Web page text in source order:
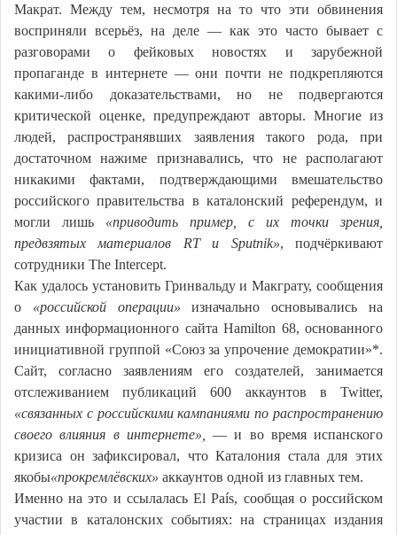
Макрат. Между тем, несмотря на то что эти обвинения
восприняли всерьёз, на деле — как это часто бывает с
разговорами о фейковых новостях и зарубежной
пропаганде в интернете — они почти не подкрепляются
какими-либо доказательствами, но не подвергаются
критической оценке, предупреждают авторы. Многие из
людей, распространявших заявления такого рода, при
достаточном нажиме признавались, что не располагают
никакими фактами, подтверждающими вмешательство
российского правительства в каталонский референдум, и
могли лишь «приводить пример, с их точки зрения,
предвзятых материалов RT и Sputnik», подчёркивают
сотрудники The Intercept.
Как удалось установить Гринвальду и Макграту, сообщения
о «российской операции» изначально основывались на
данных информационного сайта Hamilton 68, основанного
инициативной группой «Союз за упрочение демократии»*.
Сайт, согласно заявлениям его создателей, занимается
отслеживанием публикаций 600 аккаунтов в Twitter,
«связанных с российскими кампаниями по распространению
своего влияния в интернете»,
— и во время испанского
кризиса он зафиксировал, что Каталония стала для этих
якобы«прокремлёвских» аккаунтов одной из главных тем.
Именно на это и ссылалась El País, сообщая о российском
участии в каталонских событиях: на страницах издания